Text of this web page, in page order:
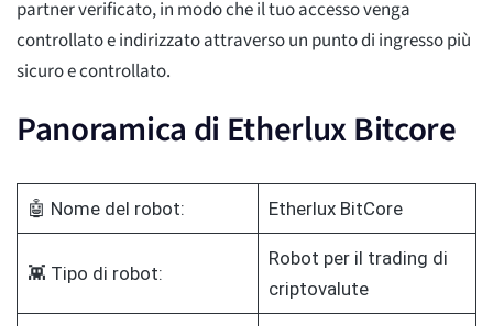
partner verificato, in modo che il tuo accesso venga
controllato e indirizzato attraverso un punto di ingresso più
sicuro e controllato.
Panoramica di Etherlux Bitcore
🤖 Nome del robot: Etherlux BitCore
👾 Tipo di robot:
Robot per il trading di
criptovalute